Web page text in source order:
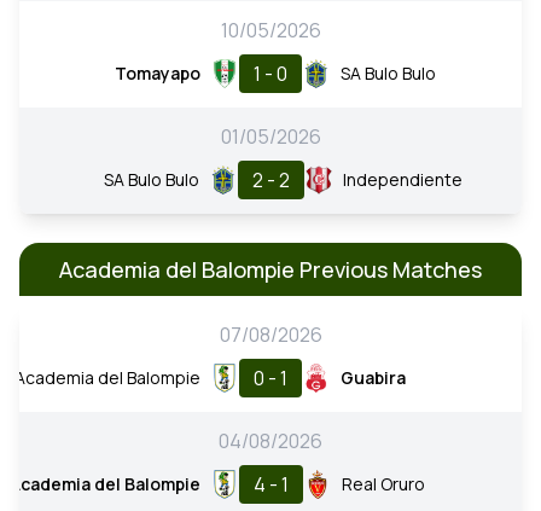
10/05/2026
Tomayapo 1 - 0 SA Bulo Bulo
01/05/2026
SA Bulo Bulo 2 - 2 Independiente
Academia del Balompie Previous Matches
07/08/2026
Academia del Balompie 0 - 1 Guabira
04/08/2026
Academia del Balompie 4 - 1 Real Oruro